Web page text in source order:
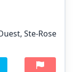
Ste-Rose